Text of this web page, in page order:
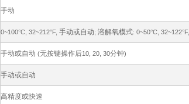
手动
0~100°C, 32~212°F, 手动或自动; 溶解氧模式: 0~50°C, 32~122°F,
手动或自动 (无按键操作后10, 20, 30分钟)
手动或自动
高精度或快速